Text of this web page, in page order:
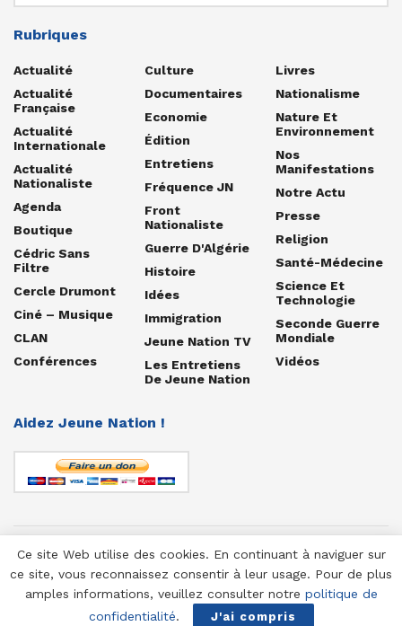
Rubriques
Actualité
Actualité
Française
Actualité
Internationale
Actualité
Nationaliste
Agenda
Boutique
Cédric Sans
Filtre
Cercle Drumont
Ciné – Musique
CLAN
Conférences
Culture
Documentaires
Economie
Édition
Entretiens
Fréquence JN
Front
Nationaliste
Guerre D'Algérie
Histoire
Idées
Immigration
Jeune Nation TV
Les Entretiens
De Jeune Nation
Livres
Nationalisme
Nature Et
Environnement
Nos
Manifestations
Notre Actu
Presse
Religion
Santé-Médecine
Science Et
Technologie
Seconde Guerre
Mondiale
Vidéos
Aidez Jeune Nation !
© 1958-2025 Jeune Nation
Ce site Web utilise des cookies. En continuant à naviguer sur
ce site, vous reconnaissez consentir à leur usage. Pour de plus
amples informations, veuillez consulter notre politique de
confidentialité. J'ai compris